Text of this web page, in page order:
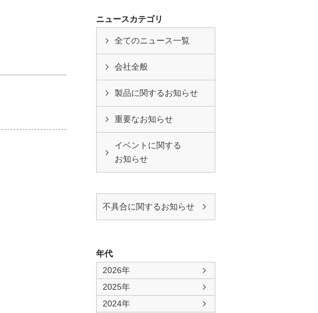
ニュースカテゴリ
全てのニュース一覧
会社全般
製品に関するお知らせ
重要なお知らせ
イベントに関する
お知らせ
不具合に関するお知らせ
年代
2026年
2025年
2024年